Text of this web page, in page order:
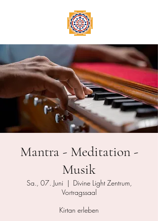
Mantra - Meditation -
Musik
Sa., 07. Juni
  |
Divine Light Zentrum,
Vortragssaal
Kirtan erleben